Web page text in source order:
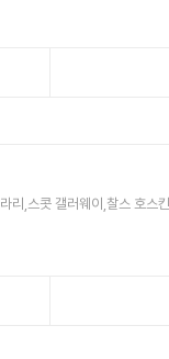
리,스콧 갤러웨이,찰스 호스